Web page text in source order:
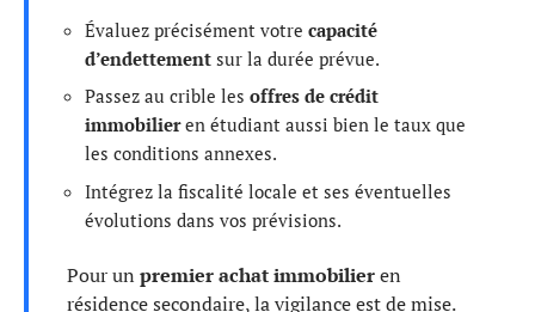
Évaluez précisément votre capacité
d’endettement sur la durée prévue.
Passez au crible les offres de crédit
immobilieren étudiant aussi bien le taux que
les conditions annexes.
Intégrez la fiscalité locale et ses éventuelles
évolutions dans vos prévisions.
Pour un premier achat immobilieren
résidence secondaire, la vigilance est de mise.